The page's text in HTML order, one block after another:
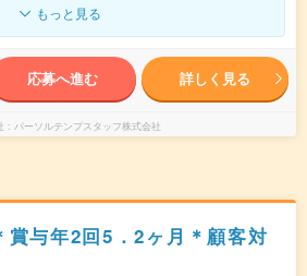
もっと見る
応募へ進む 詳しく見る
パーソルテンプスタッフ株式会社
賞与年2回5．2ヶ月＊顧客対